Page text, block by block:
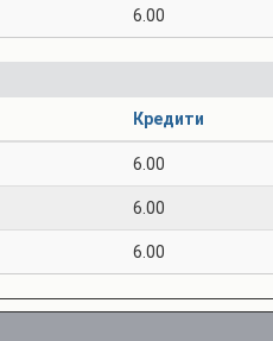
6.00
Кредити
6.00
6.00
6.00